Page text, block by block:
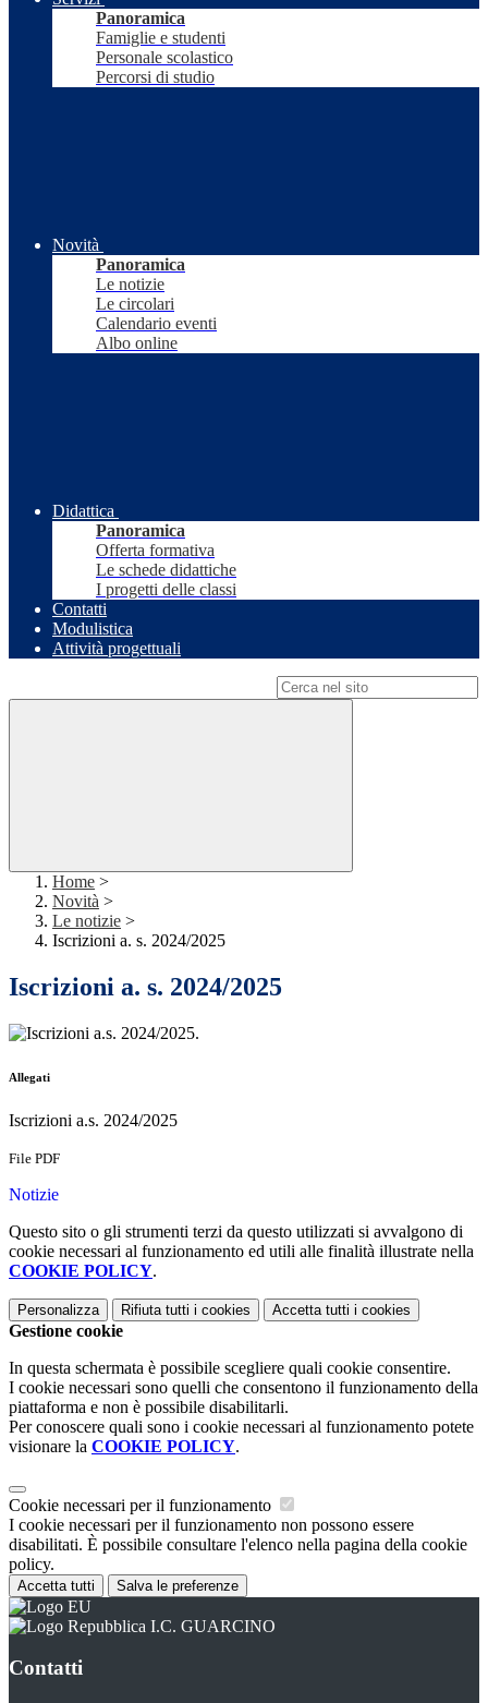
Panoramica
Famiglie e studenti
Personale scolastico
Percorsi di studio
Novità
Panoramica
Le notizie
Le circolari
Calendario eventi
Albo online
Didattica
Panoramica
Offerta formativa
Le schede didattiche
I progetti delle classi
Contatti
Modulistica
Attività progettuali
Home >
Novità >
Le notizie >
Iscrizioni a. s. 2024/2025
Iscrizioni a. s. 2024/2025
.
Allegati
Iscrizioni a.s. 2024/2025
File PDF
Notizie
Questo sito o gli strumenti terzi da questo utilizzati si avvalgono di
cookie necessari al funzionamento ed utili alle finalità illustrate nella
COOKIE POLICY.
Personalizza Rifiuta tutti i cookies Accetta tutti i cookies
Gestione cookie
In questa schermata è possibile scegliere quali cookie consentire.
I cookie necessari sono quelli che consentono il funzionamento della
piattaforma e non è possibile disabilitarli.
Per conoscere quali sono i cookie necessari al funzionamento potete
visionare la COOKIE POLICY.
Cookie necessari per il funzionamento
I cookie necessari per il funzionamento non possono essere
disabilitati. È possibile consultare l'elenco nella pagina della cookie
policy.
Accetta tutti Salva le preferenze
I.C. GUARCINO
Contatti